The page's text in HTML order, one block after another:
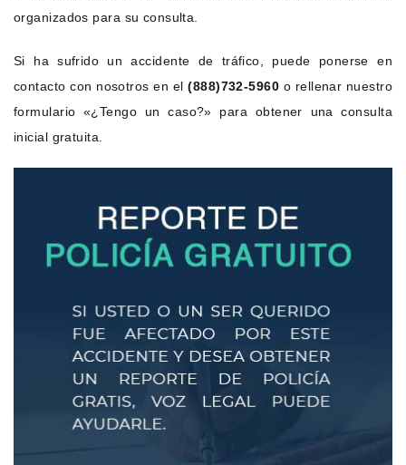
organizados para su consulta.
Si ha sufrido un accidente de tráfico, puede ponerse en
contacto con nosotros en el(888)732-5960 o rellenar nuestro
formulario «¿Tengo un caso?» para obtener una consulta
inicial gratuita.